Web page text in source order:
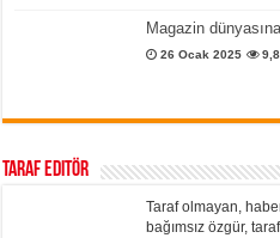
Magazin
26 Ocak 2025
Taraf Editör
Taraf olmayan,
bağımsız özgür,